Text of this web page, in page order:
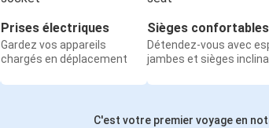
Prises électriques
Gardez vos appareils
chargés en déplacement
Sièges confortables
Détendez-vous avec
jambes et sièges
C'est votre premier voyage en